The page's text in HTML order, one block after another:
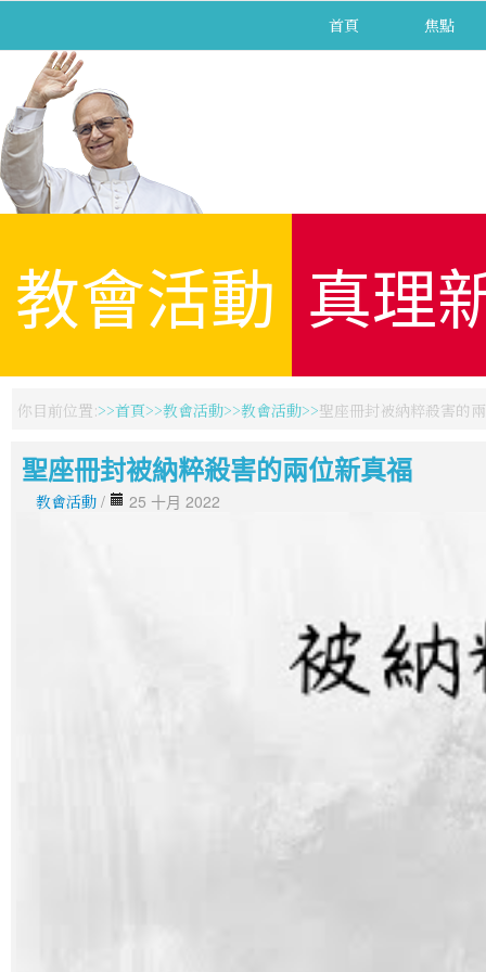
首頁 焦點
教會活動 真理
你目前位置: 首頁 教會活動 教會活動 聖座冊封被納粹殺害的
聖座冊封被納粹殺害的兩位新真福
教會活動 / 25 十月 2022